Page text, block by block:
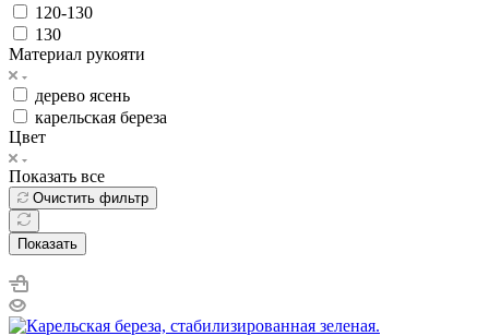
120-130
130
Материал рукояти
дерево ясень
карельская береза
Цвет
Показать все
Очистить фильтр
Показать